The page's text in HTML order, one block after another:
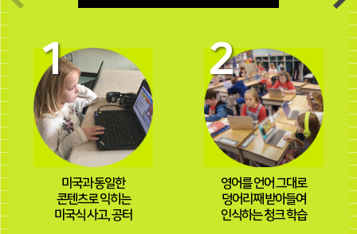
1
미국과 동일한
콘텐츠로 익히는
미국식 사고, 공터
2
영어를 언어 그대로
덩어리째 받아들여
인식하는 청크 학습